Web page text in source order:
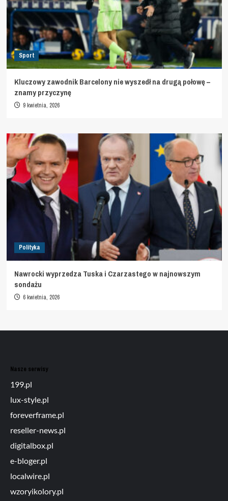
Sport
Kluczowy zawodnik Barcelony nie wyszedł na drugą połowę –
znamy przyczynę
9 kwietnia, 2026
Polityka
Nawrocki wyprzedza Tuska i Czarzastego w najnowszym
sondażu
6 kwietnia, 2026
Nasze serwisy
199.pl
lux-style.pl
foreverframe.pl
reseller-news.pl
digitalbox.pl
e-bloger.pl
localwire.pl
wzoryikolory.pl